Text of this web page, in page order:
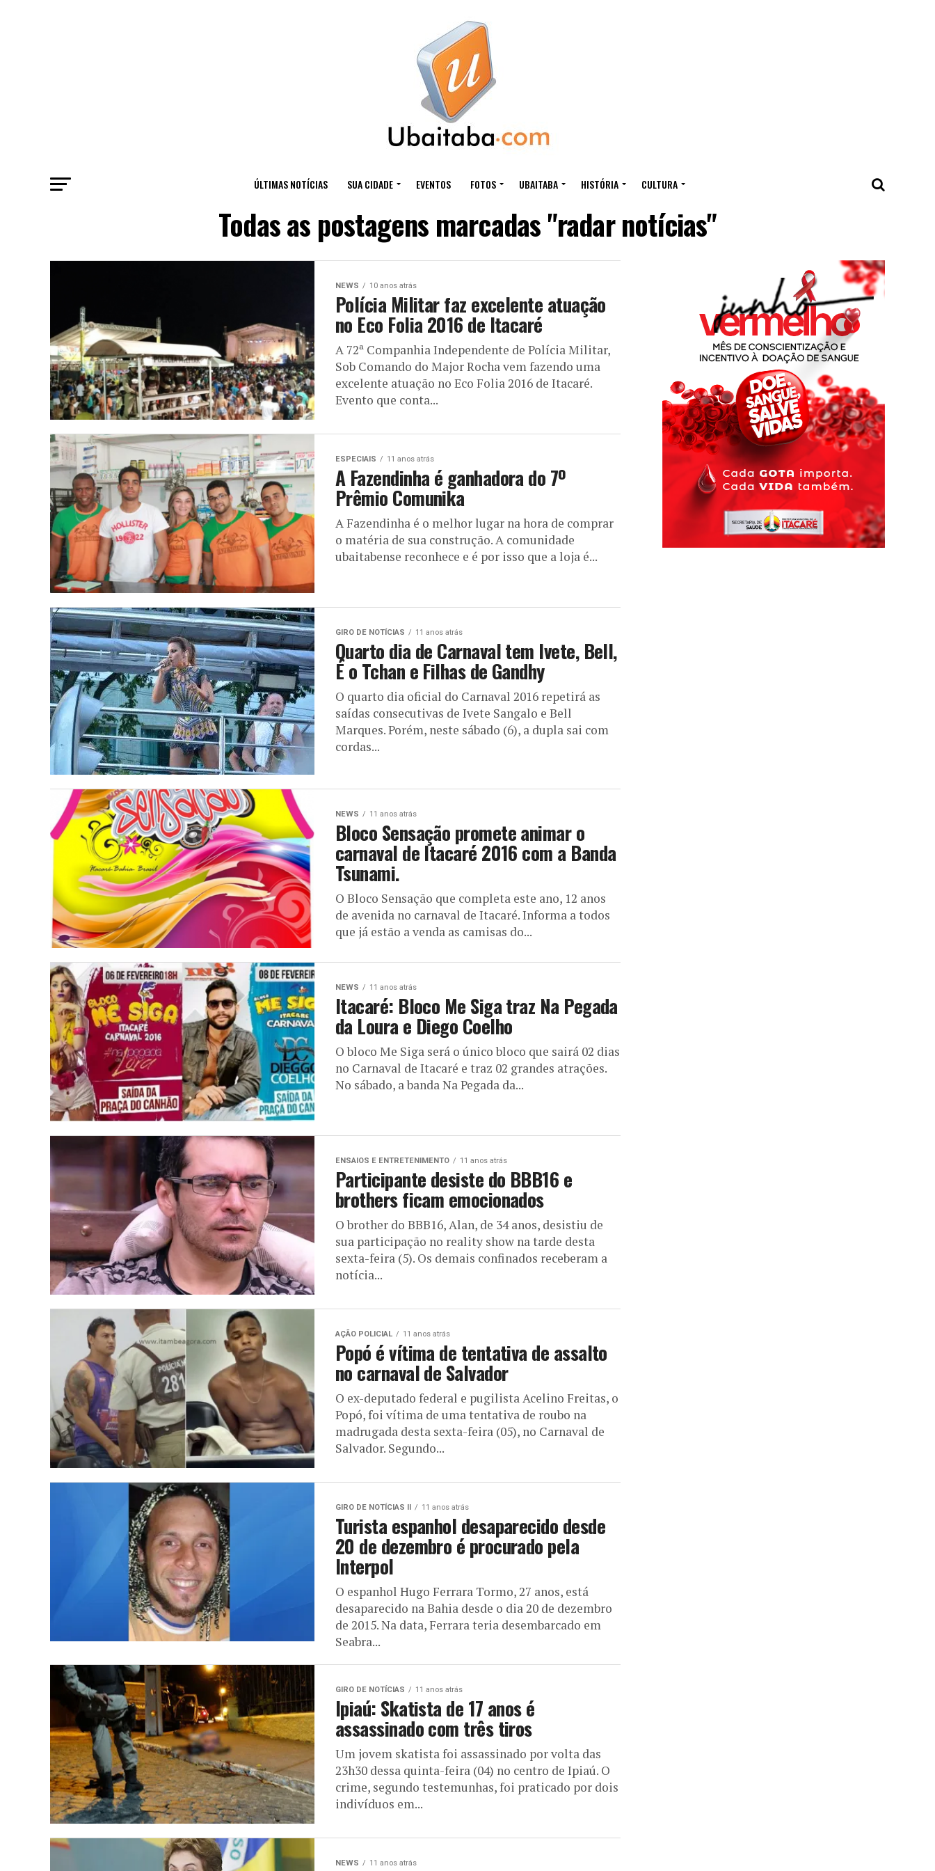
ÚLTIMAS NOTÍCIAS SUA CIDADE EVENTOS FOTOS UBAITABA HISTÓRIA CULTURA
Todas as postagens marcadas "radar notícias"
NEWS 10 anos atrás
Polícia Militar faz excelente atuação
no Eco Folia 2016 de Itacaré
A 72ª Companhia Independente de Polícia Militar,
Sob Comando do Major Rocha vem fazendo uma
excelente atuação no Eco Folia 2016 de Itacaré.
Evento que conta...
ESPECIAIS 11 anos atrás
A Fazendinha é ganhadora do 7º
Prêmio Comunika
A Fazendinha é o melhor lugar na hora de comprar
o matéria de sua construção. A comunidade
ubaitabense reconhece e é por isso que a loja é...
GIRO DE NOTÍCIAS 11 anos atrás
Quarto dia de Carnaval tem Ivete, Bell,
É o Tchan e Filhas de Gandhy
O quarto dia oficial do Carnaval 2016 repetirá as
saídas consecutivas de Ivete Sangalo e Bell
Marques. Porém, neste sábado (6), a dupla sai com
cordas...
NEWS 11 anos atrás
Bloco Sensação promete animar o
carnaval de Itacaré 2016 com a Banda
Tsunami.
O Bloco Sensação que completa este ano, 12 anos
de avenida no carnaval de Itacaré. Informa a todos
que já estão a venda as camisas do...
NEWS 11 anos atrás
Itacaré: Bloco Me Siga traz Na Pegada
da Loura e Diego Coelho
O bloco Me Siga será o único bloco que sairá 02 dias
no Carnaval de Itacaré e traz 02 grandes atrações.
No sábado, a banda Na Pegada da...
ENSAIOS E ENTRETENIMENTO 11 anos atrás
Participante desiste do BBB16 e
brothers ficam emocionados
O brother do BBB16, Alan, de 34 anos, desistiu de
sua participação no reality show na tarde desta
sexta-feira (5). Os demais confinados receberam a
notícia...
AÇÃO POLICIAL 11 anos atrás
Popó é vítima de tentativa de assalto
no carnaval de Salvador
O ex-deputado federal e pugilista Acelino Freitas, o
Popó, foi vítima de uma tentativa de roubo na
madrugada desta sexta-feira (05), no Carnaval de
Salvador. Segundo...
GIRO DE NOTÍCIAS II 11 anos atrás
Turista espanhol desaparecido desde
20 de dezembro é procurado pela
Interpol
O espanhol Hugo Ferrara Tormo, 27 anos, está
desaparecido na Bahia desde o dia 20 de dezembro
de 2015. Na data, Ferrara teria desembarcado em
Seabra...
GIRO DE NOTÍCIAS 11 anos atrás
Ipiaú: Skatista de 17 anos é
assassinado com três tiros
Um jovem skatista foi assassinado por volta das
23h30 dessa quinta-feira (04) no centro de Ipiaú. O
crime, segundo testemunhas, foi praticado por dois
indivíduos em...
NEWS 11 anos atrás